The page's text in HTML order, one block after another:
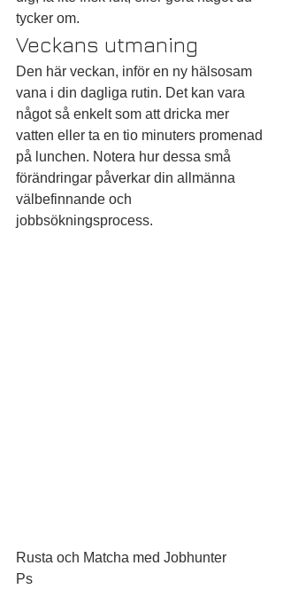
tycker om.
Veckans utmaning
Den här veckan, inför en ny hälsosam
vana i din dagliga rutin. Det kan vara
något så enkelt som att dricka mer
vatten eller ta en tio minuters promenad
på lunchen. Notera hur dessa små
förändringar påverkar din allmänna
välbefinnande och
jobbsökningsprocess.
Rusta och Matcha med Jobhunter
Ps